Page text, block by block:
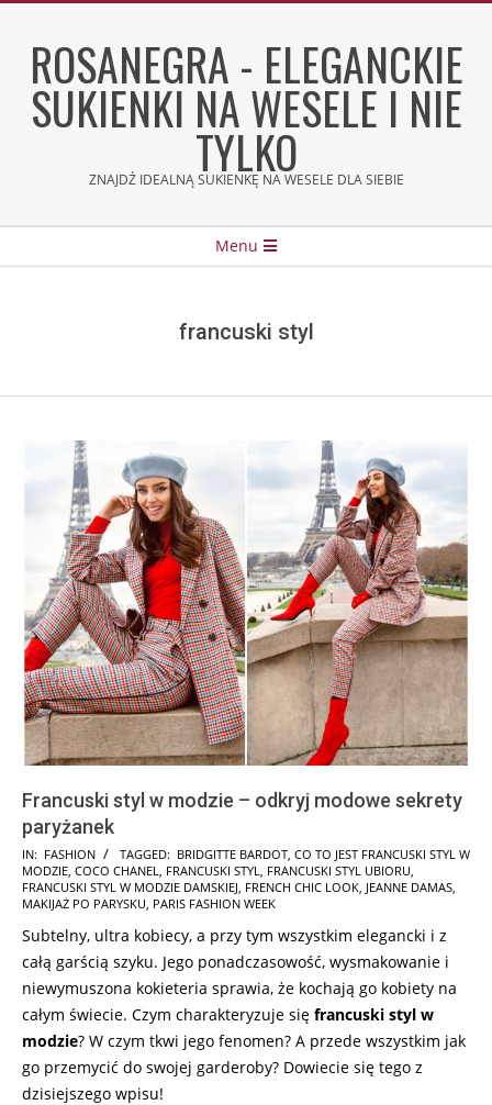
contentROSANEGRA - ELEGANCKIE
SUKIENKI NA WESELE I NIE
TYLKO
ZNAJDŹ IDEALNĄ SUKIENKĘ NA WESELE DLA SIEBIE
Menu
francuski styl
Francuski styl w modzie – odkryj modowe sekrety
paryżanek
2025-
07-
31
IN: FASHION TAGGED: BRIDGITTE BARDOT CO TO JEST FRANCUSKI STYL W
MODZIE COCO CHANEL FRANCUSKI STYL FRANCUSKI STYL UBIORU
FRANCUSKI STYL W MODZIE DAMSKIEJ FRENCH CHIC LOOK JEANNE DAMAS
MAKIJAŻ PO PARYSKU PARIS FASHION WEEK
Subtelny, ultra kobiecy, a przy tym wszystkim elegancki i z
całą garścią szyku. Jego ponadczasowość, wysmakowanie i
niewymuszona kokieteria sprawia, że kochają go kobiety na
całym świecie. Czym charakteryzuje się francuski styl w
modzie? W czym tkwi jego fenomen? A przede wszystkim jak
go przemycić do swojej garderoby? Dowiecie się tego z
dzisiejszego wpisu!